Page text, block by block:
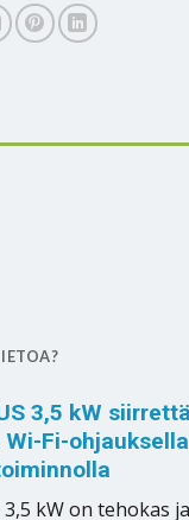
3,5 kW
Fi-
3,5 kW on tehokas